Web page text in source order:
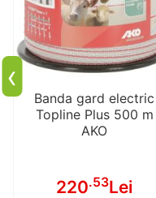
Banda gard electric
Topline Plus 500 m
AKO
220.53Lei
‹